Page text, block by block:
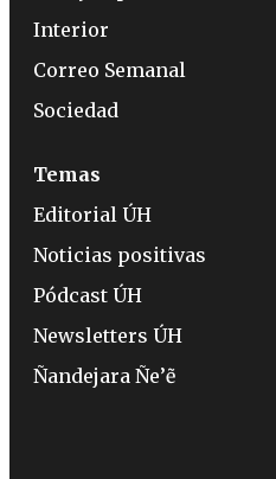
Interior
Correo Semanal
Sociedad
Temas
Editorial ÚH
Noticias positivas
Pódcast ÚH
Newsletters ÚH
Ñandejara Ñe’ẽ